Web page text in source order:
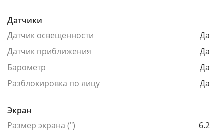
Датчики
Датчик освещенности
Да
Датчик приближения
Да
Барометр
Да
Разблокировка по лицу
Да
Экран
Размер экрана (")
6.2